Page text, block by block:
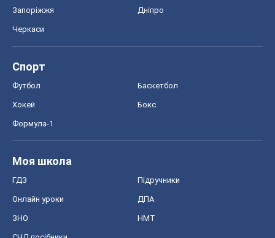
Запоріжжя Дніпро
Черкаси
Спорт
Футбол Баскетбол
Хокей Бокс
Формула-1
Моя школа
ГДЗ Підручники
Онлайн уроки ДПА
ЗНО НМТ